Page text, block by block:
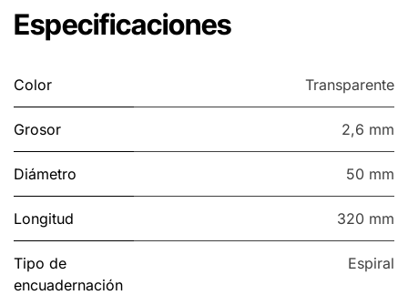
Especificaciones
Color Transparente
Grosor 2,6 mm
Diámetro 50 mm
Longitud 320 mm
Tipo de
encuadernación
Espiral